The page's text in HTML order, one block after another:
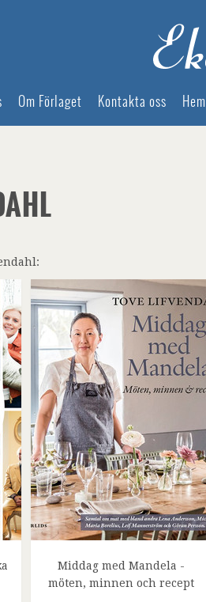
Om Förlaget Kontakta oss Hem
Middag med Mandela -
möten, minnen och recept